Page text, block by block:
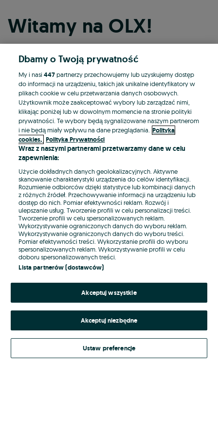
Witamy na OLX!
Kontynuuj przez Facebooka
Kontynuuj przez konto Apple
Kontynuuj przez konto Google
LUB
E-mail
Hasło
Nie pamiętasz hasła?
Zaloguj się
Kontynuując za pośrednictwem jednego z dostawców wskazanych powyżej,
Regulamin serwisuOLX.pl w jego aktualnym brzmieniu.
Dbamy o Twoją prywatność
My i nasi447partnerzy przechowujemy lub uzyskujemy dostęp
do informacji na urządzeniu, takich jak unikalne identyfikatory w
plikach cookie w celu przetwarzania danych osobowych.
Użytkownik może zaakceptować wybory lub zarządzać nimi,
klikając poniżej lub w dowolnym momencie na stronie polityki
prywatności. Te wybory będą sygnalizowane naszym partnerom
i nie będą miały wpływu na dane przeglądania. Polityka
cookies, Polityka Prywatności
Wraz z naszymi partnerami przetwarzamy dane w celu
zapewnienia:
Użycie dokładnych danych geolokalizacyjnych. Aktywne
skanowanie charakterystyki urządzenia do celów identyfikacji.
Rozumienie odbiorców dzięki statystyce lub kombinacji danych
z różnych źródeł. Przechowywanie informacji na urządzeniu lub
dostęp do nich. Pomiar efektywności reklam. Rozwój i
ulepszanie usług. Tworzenie profili w celu personalizacji treści.
Tworzenie profili w celu spersonalizowanych reklam.
Wykorzystywanie ograniczonych danych do wyboru reklam.
Wykorzystywanie ograniczonych danych do wyboru treści.
Pomiar efektywności treści. Wykorzystanie profili do wyboru
spersonalizowanych reklam. Wykorzystywanie profili w celu
doboru spersonalizowanych treści.
Lista partnerów (dostawców)
Akceptuj wszystkie
Akceptuj niezbędne
Ustaw preferencje